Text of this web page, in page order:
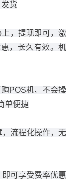
货
，提现即可，激
，长久有效。机
POS机，不会操
单便捷
流程化操作，无
可享受费率优惠